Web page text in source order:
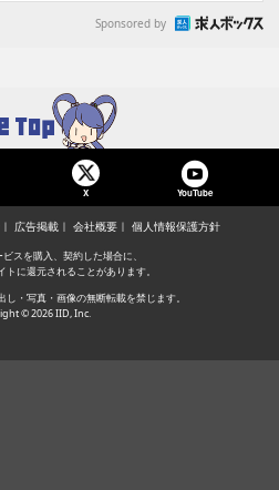
Sponsored by
X YouTube
広告掲載 会社概要 個人情報保護方針
スを購入、契約した場合に、
に還元されることがあります。
・写真・画像の無断転載を禁じます。
© 2026 IID, Inc.